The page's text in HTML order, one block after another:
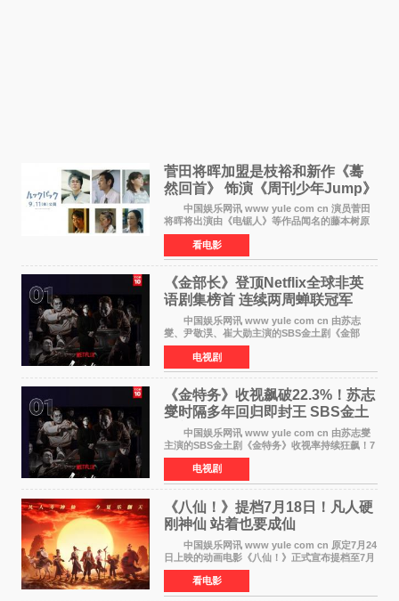
菅田将晖加盟是枝裕和新作《蓦
然回首》 饰演《周刊少年Jump》
编辑
中国娱乐网讯 www yule com cn 演员菅田
将晖将出演由《电锯人》等作品闻名的藤本树原
作漫画改编的电影《蓦然回首》（是枝裕和导
演）。菅田饰演的角色是初中时代两位主人公带
着完成的作品前去
看电影
《金部长》登顶Netflix全球非英
语剧集榜首 连续两周蝉联冠军
中国娱乐网讯 www yule com cn 由苏志
燮、尹敬淏、崔大勋主演的SBS金土剧《金部
长》持续席卷全球，收获海内外观众热烈反
响。 15日，据Netflix官方排行榜网站Tudum
公布的数据，SBS金土剧《
电视剧
《金特务》收视飙破22.3%！苏志
燮时隔多年回归即封王 SBS金土
剧新纪录诞生
中国娱乐网讯 www yule com cn 由苏志燮
主演的SBS金土剧《金特务》收视率持续狂飙！7
月11日播出的第6集全国平均收视率高达22 3%，
瞬间最高更冲上26 4%，不仅再度刷新自身纪
录，更稳坐同时段
电视剧
《八仙！》提档7月18日！凡人硬
刚神仙 站着也要成仙
中国娱乐网讯 www yule com cn 原定7月24
日上映的动画电影《八仙！》正式宣布提档至7月
18日。这部国风动画大片将八仙过海，各显神通
这句刻在国人DNA里的俗语玩出了新花样——影
片讲述凡人
看电影